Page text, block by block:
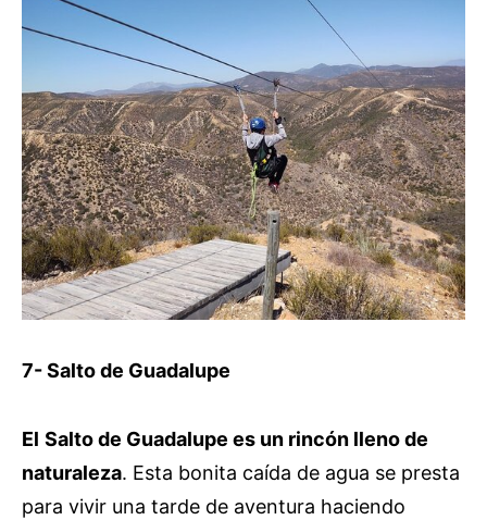
7- Salto de Guadalupe
El Salto de Guadalupe es un rincón lleno de
naturaleza. Esta bonita caída de agua se presta
para vivir una tarde de aventura haciendo